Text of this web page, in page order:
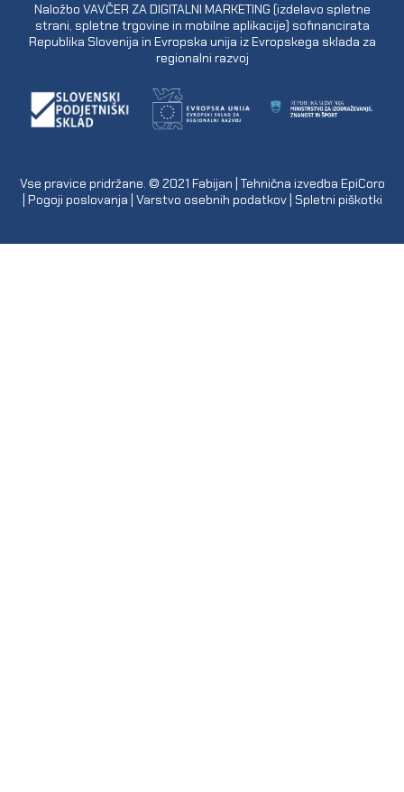
Naložbo VAVČER ZA DIGITALNI MARKETING (izdelavo spletne
strani, spletne trgovine in mobilne aplikacije) sofinancirata
Republika Slovenija in Evropska unija iz Evropskega sklada za
regionalni razvoj
Vse pravice pridržane. © 2021 Fabijan | Tehnična izvedba EpiCoro
Pogoji poslovanja Varstvo osebnih podatkov| Spletni piškotki